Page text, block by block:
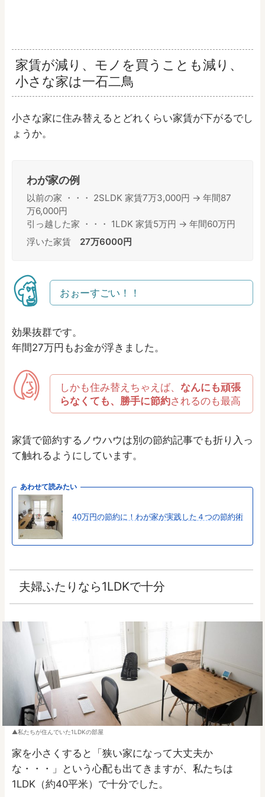
家賃が減り、モノを買うことも減り、
小さな家は一石二鳥
小さな家に住み替えるとどれくらい家賃が下がるでし
ょうか。
わが家の例
以前の家 ・・・ 2SLDK 家賃7万3,000円 → 年間87
万6,000円
引っ越した家 ・・・ 1LDK 家賃5万円 → 年間60万円
浮いた家賃 27万6000円
おぉーすごい！！
効果抜群です。
年間27万円もお金が浮きました。
しかも住み替えちゃえば、 なんにも頑張
らなくても、勝手に節約されるのも最高
家賃で節約するノウハウは別の節約記事でも折り入っ
て触れるようにしています。
あわせて読みたい
40万円の節約に！わが家が実践した４つの節約術
夫婦ふたりなら1LDKで十分
私たちが住んでいた1LDKの部屋
家を小さくすると「狭い家になって大丈夫か
な・・・」という心配も出てきますが、私たちは
1LDK（約40平米）で十分でした。